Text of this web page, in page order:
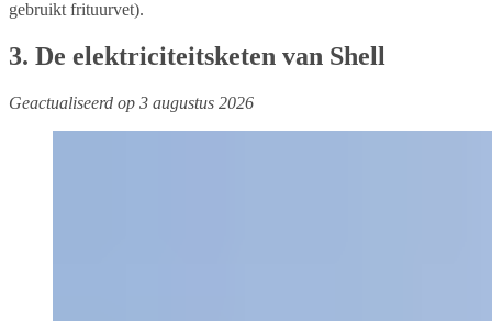
gebruikt frituurvet).
3. De elektriciteitsketen van Shell
Geactualiseerd op 3 augustus 2026